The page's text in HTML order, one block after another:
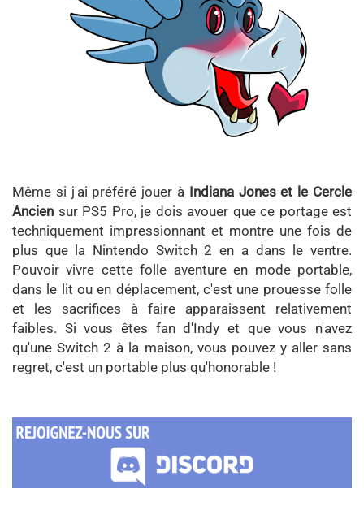
Même si j'ai préféré jouer à Indiana Jones et le Cercle
Ancien sur PS5 Pro, je dois avouer que ce portage est
techniquement impressionnant et montre une fois de
plus que la Nintendo Switch 2 en a dans le ventre.
Pouvoir vivre cette folle aventure en mode portable,
dans le lit ou en déplacement, c'est une prouesse folle
et les sacrifices à faire apparaissent relativement
faibles. Si vous êtes fan d'Indy et que vous n'avez
qu'une Switch 2 à la maison, vous pouvez y aller sans
regret, c'est un portable plus qu'honorable !